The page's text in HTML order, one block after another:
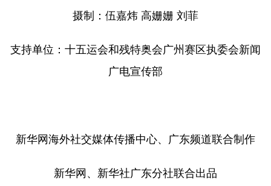
摄制：伍嘉炜 高姗姗 刘菲
支持单位：十五运会和残特奥会广州赛区执委会新闻
广电宣传部
新华网海外社交媒体传播中心、广东频道联合制作
新华网、新华社广东分社联合出品